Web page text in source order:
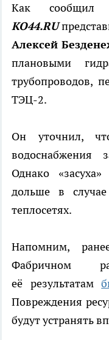
Как сообщил
КО44.RU
Алексей
плановыми
трубопроводов,
ТЭЦ-2.
Он уточнил,
водоснабжения
Однако
дольше в
теплосетях.
Напомним,
Фабричном
её результатам
Повреждения
будут устранять